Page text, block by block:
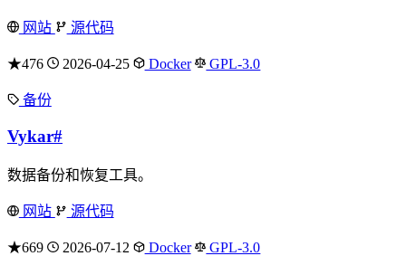
网站 源代码
★476 2026-04-25 Docker GPL-3.0
备份
Vykar#
数据备份和恢复工具。
网站 源代码
★669 2026-07-12 Docker GPL-3.0